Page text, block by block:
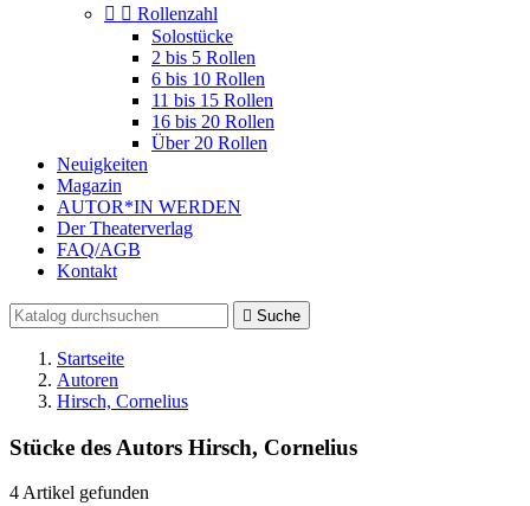
  Rollenzahl
Solostücke
2 bis 5 Rollen
6 bis 10 Rollen
11 bis 15 Rollen
16 bis 20 Rollen
Über 20 Rollen
Neuigkeiten
Magazin
AUTOR*IN WERDEN
Der Theaterverlag
FAQ/AGB
Kontakt
 Suche
Startseite
Autoren
Hirsch, Cornelius
Stücke des Autors Hirsch, Cornelius
4 Artikel gefunden